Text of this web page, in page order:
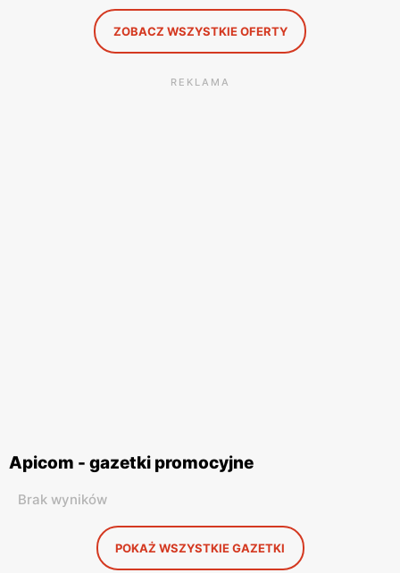
ZOBACZ WSZYSTKIE OFERTY
REKLAMA
Apicom - gazetki promocyjne
Brak wyników
POKAŻ WSZYSTKIE GAZETKI